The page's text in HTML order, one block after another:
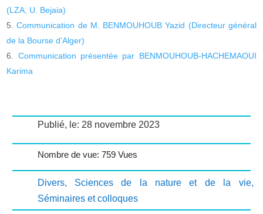
(LZA, U. Bejaia)
Communication de M. BENMOUHOUB Yazid (Directeur général
de la Bourse d’Alger)
Communication présentée par BENMOUHOUB-HACHEMAOUI
Karima
Publié, le: 28 novembre 2023
Nombre de vue: 759 Vues
Divers, Sciences de la nature et de la vie,
Séminaires et colloques